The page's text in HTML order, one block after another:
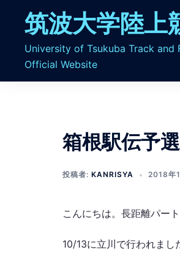
筑波大学陸上
University of Tsukuba Track and
Official Website
箱根駅伝予
投稿者: KANRISYA 2018年
こんにちは。長距離パー
10/13に立川で行われまし